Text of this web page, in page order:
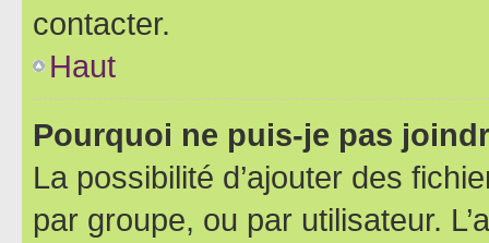
contacter.
Haut
Pourquoi ne puis-je pas
La possibilité d’ajouter des
par groupe, ou par utilisateur.